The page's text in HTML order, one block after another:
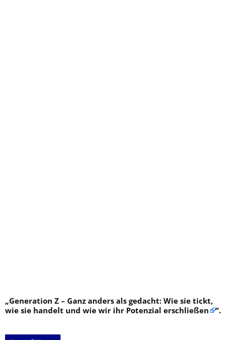
„Generation Z – Ganz anders als gedacht: Wie sie tickt,
wie sie handelt und wie wir ihr Potenzial erschließen
“.